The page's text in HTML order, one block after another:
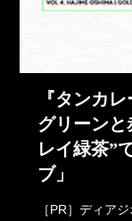
『タンカ
グリーン
レイ緑茶”
ブ」
［PR］ディア